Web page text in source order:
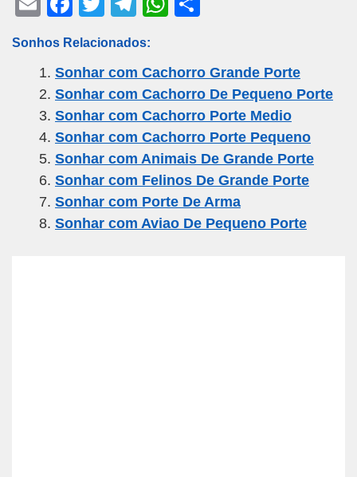
ail
a
c
e
b
o
o
k
tt
er
e
gr
a
m
s
A
p
p
e
Sonhos Relacionados:
Sonhar com Cachorro Grande Porte
Sonhar com Cachorro De Pequeno Porte
Sonhar com Cachorro Porte Medio
Sonhar com Cachorro Porte Pequeno
Sonhar com Animais De Grande Porte
Sonhar com Felinos De Grande Porte
Sonhar com Porte De Arma
Sonhar com Aviao De Pequeno Porte